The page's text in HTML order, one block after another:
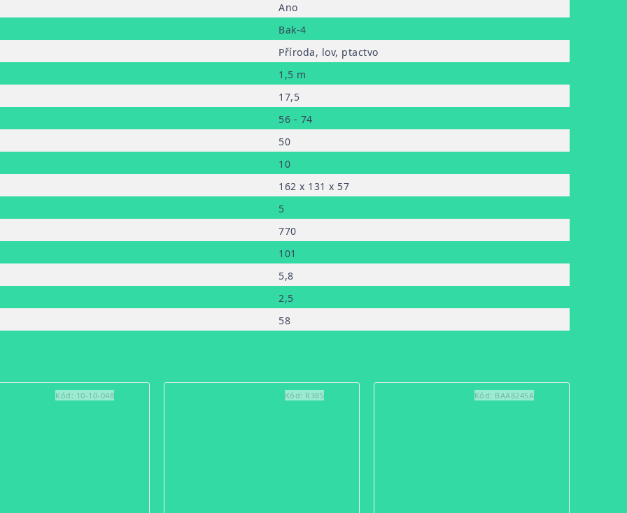
Ano
Bak-4
Příroda, lov, ptactvo
1,5 m
17,5
56 - 74
50
10
162 x 131 x 57
5
770
101
5,8
2,5
58
Kód: 10-10-048 Kód: R385 Kód: BAA824SA